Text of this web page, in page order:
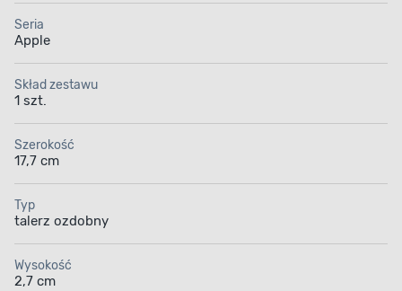
Seria
Apple
Skład zestawu
1 szt.
Szerokość
17,7 cm
Typ
talerz ozdobny
Wysokość
2,7 cm